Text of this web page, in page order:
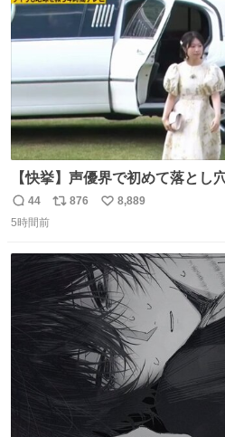
【快挙】声優界で初めて落とし穴に
返
信
44
リ
ト
876
い
数
8,889
5時間前